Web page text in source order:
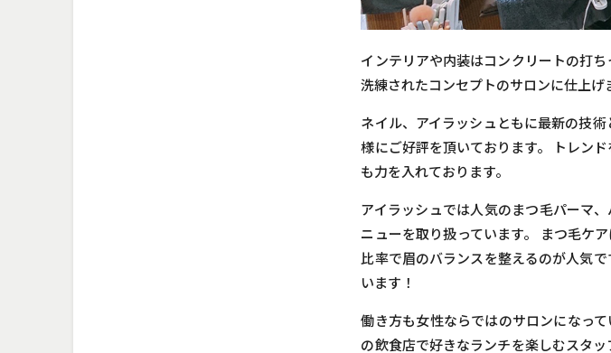
インテリアや内装はコンクリートの打
洗練されたコンセプトのサロンに仕上
ネイル、アイラッシュともに最新の技
様にご好評を頂いております。 トレン
も力を入れております。
アイラッシュでは人気のまつ毛パーマ
ニューを取り扱っています。 まつ毛ケ
比率で眉のバランスを整えるのが人気
います！
働き方も女性ならではのサロンになっ
の飲食店で好きなランチを楽しむスタ